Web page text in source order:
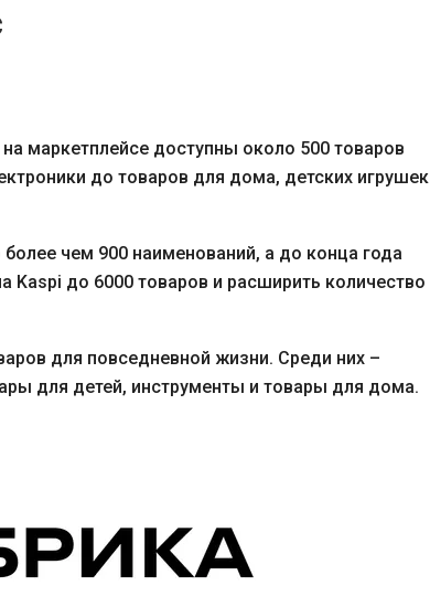
маркетплейсе доступны около 500 товаров
до товаров для дома, детских
чем 900 наименований, а до конца года
Kaspi до 6000 товаров и расширить количество
для повседневной жизни. Среди них –
для детей, инструменты и товары для дома.